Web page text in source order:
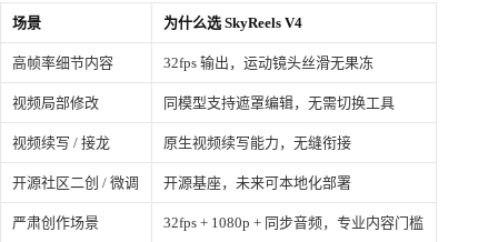
场景 为什么选 SkyReels V4
高帧率细节内容 32fps 输出，运动镜头丝滑无果冻
视频局部修改 同模型支持遮罩编辑，无需切换工具
视频续写 / 接龙 原生视频续写能力，无缝衔接
开源社区二创 / 微调 开源基座，未来可本地化部署
严肃创作场景 32fps + 1080p + 同步音频，专业内容门槛